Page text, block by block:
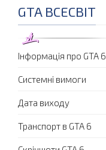
GTA ВСЕСВІТ
Інформація про GTA 6
Системні вимоги
Дата виходу
Транспорт в GTA 6